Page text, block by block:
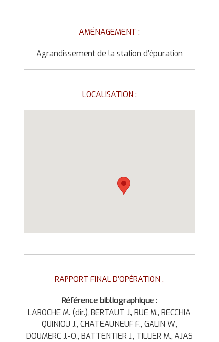
AMÉNAGEMENT :
Agrandissement de la station d’épuration
LOCALISATION :
RAPPORT FINAL D’OPÉRATION :
Référence bibliographique :
LAROCHE M. (dir.), BERTAUT J., RUE M., RECCHIA
QUINIOU J., CHATEAUNEUF F., GALIN W.,
DOUMERC J.-O., BATTENTIER J., TILLIER M., AJAS